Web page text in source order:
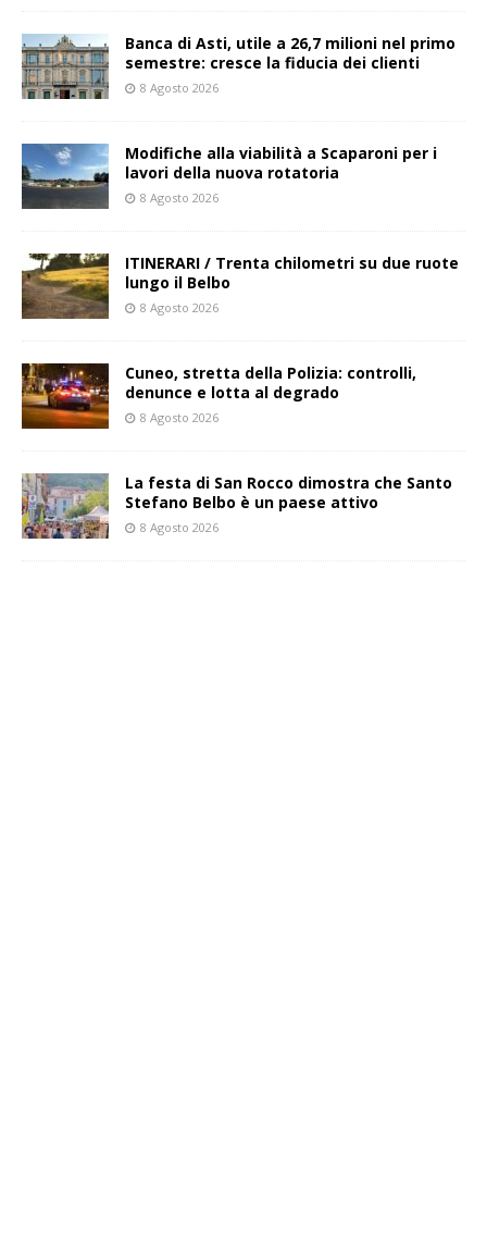
Banca di Asti, utile a 26,7 milioni nel primo
semestre: cresce la fiducia dei clienti
8 Agosto 2026
Modifiche alla viabilità a Scaparoni per i
lavori della nuova rotatoria
8 Agosto 2026
ITINERARI / Trenta chilometri su due ruote
lungo il Belbo
8 Agosto 2026
Cuneo, stretta della Polizia: controlli,
denunce e lotta al degrado
8 Agosto 2026
La festa di San Rocco dimostra che Santo
Stefano Belbo è un paese attivo
8 Agosto 2026